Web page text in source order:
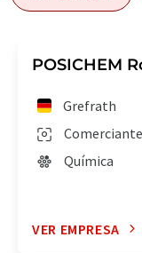
POSICHEM
Comerciante
Grefrath
Química
VER EMPRESA